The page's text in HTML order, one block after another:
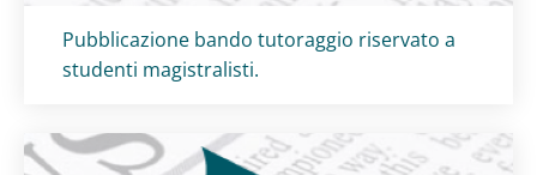
Titolo card:
Pubblicazione bando tutoraggio riservato a
studenti magistralisti.